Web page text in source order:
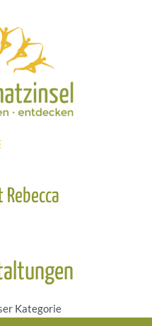
Kategorie